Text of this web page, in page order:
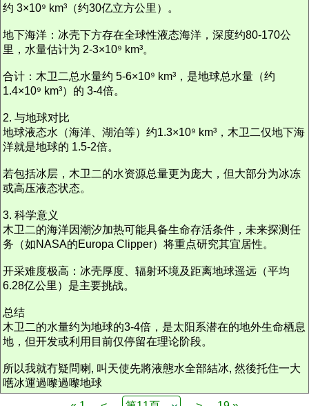
约 3×10⁹ km³（约30亿立方公里）。
地下海洋：冰壳下方存在全球性液态海洋，深度约80-170公
里，水量估计为 2-3×10⁹ km³。
合计：木卫二总水量约 5-6×10⁹ km³，是地球总水量（约
1.4×10⁹ km³）的 3-4倍。
2. 与地球对比
地球液态水（海洋、湖泊等）约1.3×10⁹ km³，木卫二仅地下海
洋就是地球的 1.5-2倍。
若包括冰层，木卫二的水资源总量更为庞大，但大部分为冰冻
或高压液态状态。
3. 科学意义
木卫二的海洋因潮汐加热可能具备生命存活条件，未来探测任
务（如NASA的Europa Clipper）将重点研究其宜居性。
开采难度极高：冰壳厚度、辐射环境及距离地球遥远（平均
6.28亿公里）是主要挑战。
总结
木卫二的水量约为地球的3-4倍，是太阳系潜在的地外生命栖息
地，但开发或利用目前仅停留在理论阶段。
所以我就冇疑問喇, 叫天使先將液態水全部結冰, 然後托住一大
嚿冰運過嚟過嚟地球